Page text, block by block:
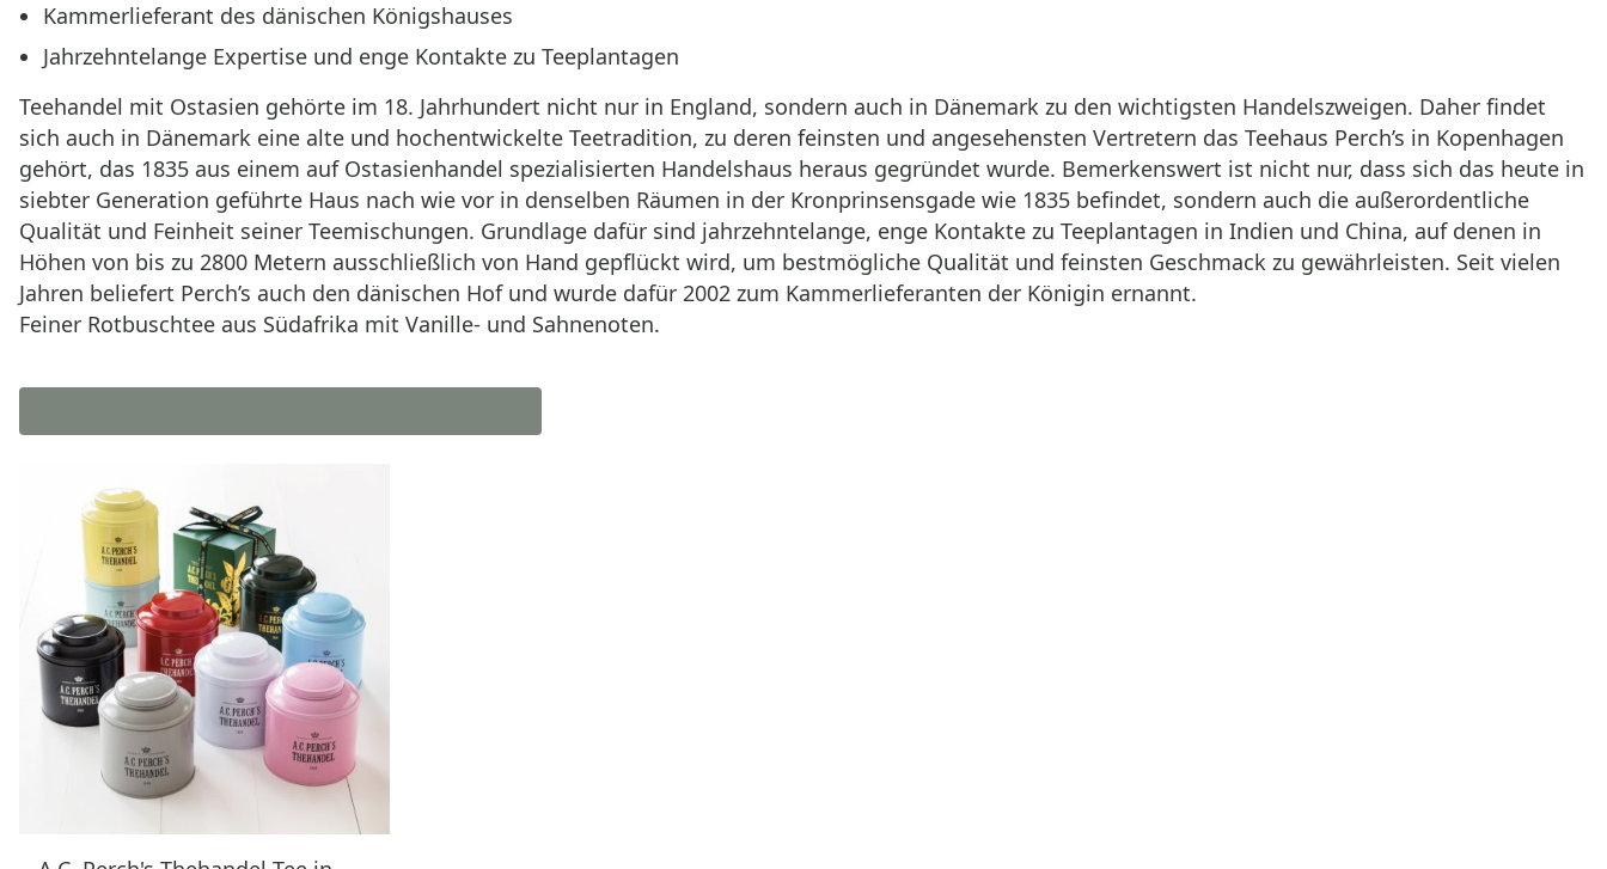
Kammerlieferant des dänischen Königshauses
Jahrzehntelange Expertise und enge Kontakte zu Teeplantagen
Teehandel mit Ostasien gehörte im 18. Jahrhundert nicht nur in England, sondern auch in Dänemark zu den wichtigsten Handelszweigen. Daher findet
sich auch in Dänemark eine alte und hochentwickelte Teetradition, zu deren feinsten und angesehensten Vertretern das Teehaus Perch’s in Kopenhagen
gehört, das 1835 aus einem auf Ostasienhandel spezialisierten Handelshaus heraus gegründet wurde. Bemerkenswert ist nicht nur, dass sich das heute in
siebter Generation geführte Haus nach wie vor in denselben Räumen in der Kronprinsensgade wie 1835 befindet, sondern auch die außerordentliche
Qualität und Feinheit seiner Teemischungen. Grundlage dafür sind jahrzehntelange, enge Kontakte zu Teeplantagen in Indien und China, auf denen in
Höhen von bis zu 2800 Metern ausschließlich von Hand gepflückt wird, um bestmögliche Qualität und feinsten Geschmack zu gewährleisten. Seit vielen
Jahren beliefert Perch’s auch den dänischen Hof und wurde dafür 2002 zum Kammerlieferanten der Königin ernannt.
Feiner Rotbuschtee aus Südafrika mit Vanille- und Sahnenoten.